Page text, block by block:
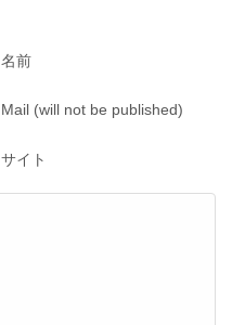
名前
Mail (will not be published)
サイト